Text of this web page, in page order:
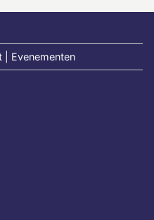
| Evenementen